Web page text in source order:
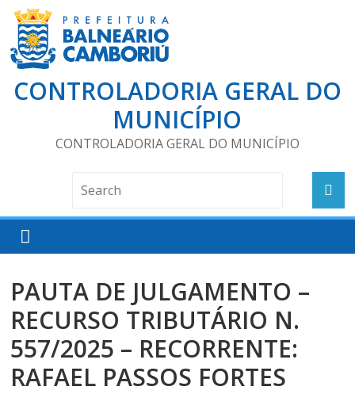
CONTROLADORIA GERAL DO
MUNICÍPIO
CONTROLADORIA GERAL DO MUNICÍPIO
PAUTA DE JULGAMENTO –
RECURSO TRIBUTÁRIO N.
557/2025 – RECORRENTE:
RAFAEL PASSOS FORTES